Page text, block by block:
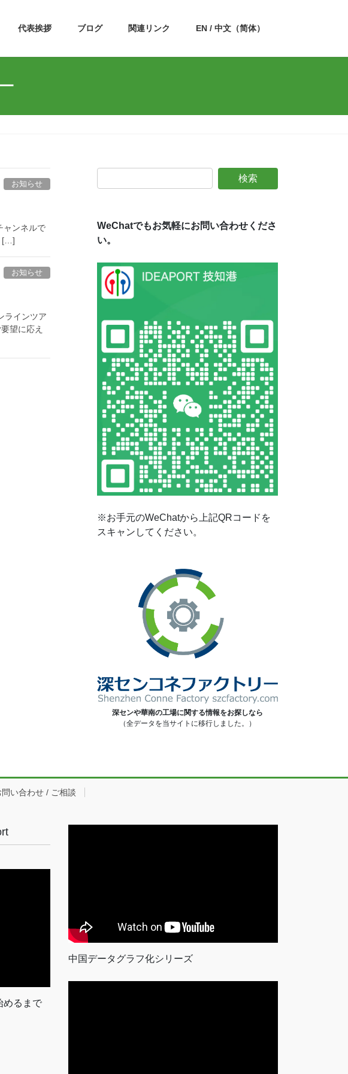
代表挨拶 ブログ 関連リンク EN / 中文（简体）
お知らせ
ャンネルで
[…]
お知らせ
ラインツア
望に応え
WeChatでもお気軽にお問い合わせくださ
い。
※お手元のWeChatから上記QRコードを
スキャンしてください。
深センや華南の工場に関する情報をお探しなら
（全データを当サイトに移行しました。）
問い合わせ / ご相談
めるまで
中国データグラフ化シリーズ